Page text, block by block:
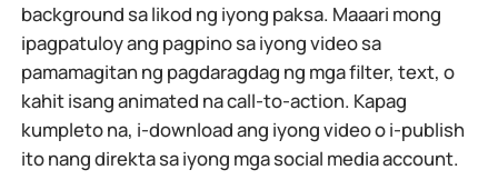
background sa likod ng iyong paksa. Maaari mong
ipagpatuloy ang pagpino sa iyong video sa
pamamagitan ng pagdaragdag ng mga filter, text, o
kahit isang animated na call-to-action. Kapag
kumpleto na, i-download ang iyong video o i-publish
ito nang direkta sa iyong mga social media account.